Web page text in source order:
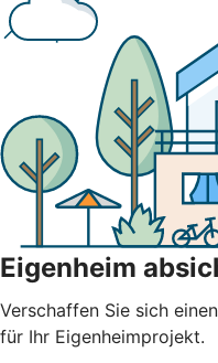
Eigenheim
Verschaffen Sie sich
für Ihr Eigenheimprojekt.